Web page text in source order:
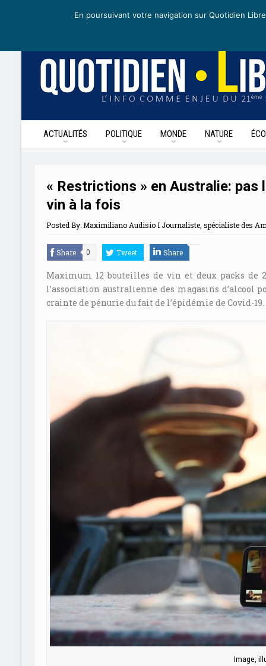
mercredi 6 mai 2020 I Édition de la journéeRecevoir nos
ACTUALITÉS POLITIQUE MONDE NATURE
« Restrictions » en Australie: pas
vin à la fois
Posted By:Maximiliano Audisio I Journaliste, spécialiste des
Share 0 Tweet Share
Maximum 12 bouteilles de vin et deux packs de
l’association australienne des magasins d’alcool
crainte de pénurie du fait de l’épidémie de Covid-19.
Image,
En poursuivant votre navigation sur Quotidien